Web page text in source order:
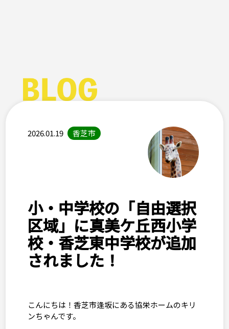
2026.01.19 香芝市
小・中学校の「自由選択
区域」に真美ケ丘西小学
校・香芝東中学校が追加
されました！
こんにちは！香芝市逢坂にある協栄ホームのキリ
ンちゃんです。